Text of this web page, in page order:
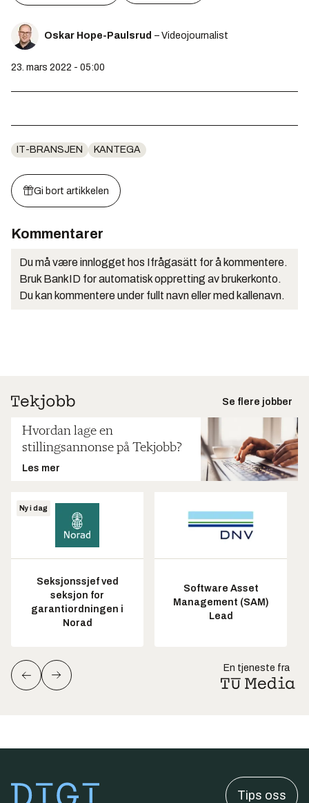
Oskar Hope-Paulsrud – Videojournalist
23. mars 2022 - 05:00
IT-BRANSJEN KANTEGA
Gi bort artikkelen
Kommentarer
Du må være innlogget hos Ifrågasätt for å kommentere.
Bruk BankID for automatisk oppretting av brukerkonto.
Du kan kommentere under fullt navn eller med kallenavn.
Se flere jobber
Hvordan lage en
stillingsannonse på Tekjobb?
Les mer
Ny i dag
Seksjonssjef ved
seksjon for
garantiordningen i
Norad
Software Asset
Management (SAM)
Lead
En tjeneste fra
Tips oss